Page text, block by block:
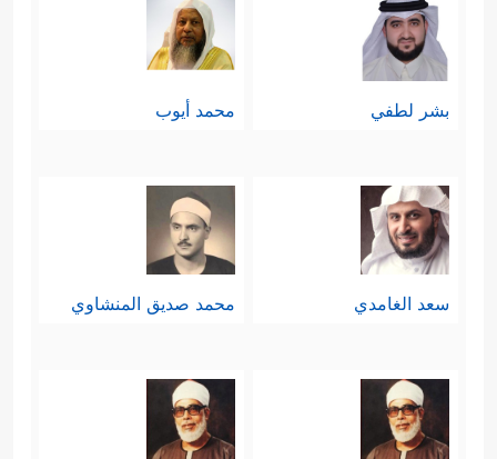
بشر لطفي محمد أيوب
سعد الغامدي محمد صديق المنشاوي